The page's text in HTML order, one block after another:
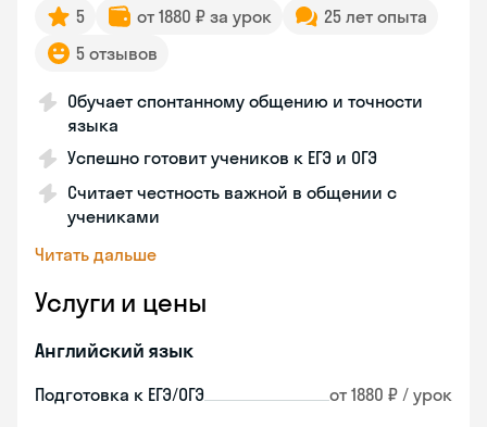
5 от 1880 ₽ за урок
25 лет опыта
5 отзывов
Обучает спонтанному общению и точности
языка
Успешно готовит учеников к ЕГЭ и ОГЭ
Считает честность важной в общении с
учениками
Читать дальше
Услуги и цены
Английский язык
Подготовка к ЕГЭ/ОГЭ от 1880 ₽ / урок